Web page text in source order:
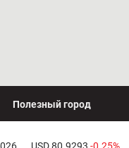
Полезный город
USD 80.9293 -0.25%